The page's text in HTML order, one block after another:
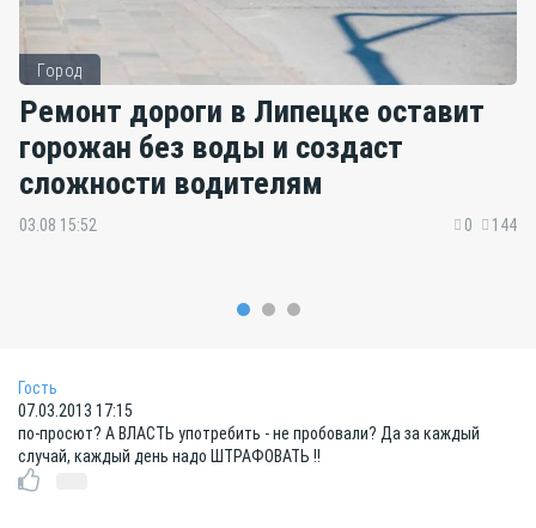
Город
Ремонт дороги в Липецке оставит
горожан без воды и создаст
сложности водителям
03.08 15:52 0 144
Гость
07.03.2013 17:15
по-просют? А ВЛАСТЬ употребить - не пробовали? Да за каждый
случай, каждый день надо ШТРАФОВАТЬ !!